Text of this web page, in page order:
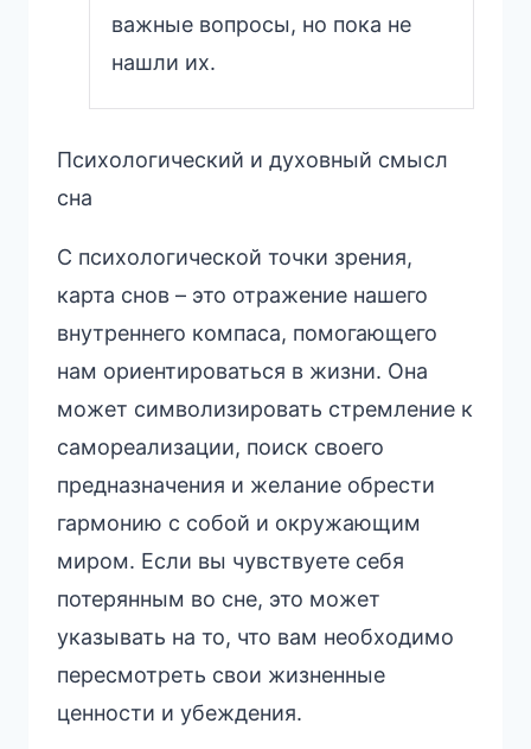
важные вопросы, но пока не
нашли их.
Психологический и духовный смысл
сна
С психологической точки зрения,
карта снов – это отражение нашего
внутреннего компаса, помогающего
нам ориентироваться в жизни. Она
может символизировать стремление к
самореализации, поиск своего
предназначения и желание обрести
гармонию с собой и окружающим
миром. Если вы чувствуете себя
потерянным во сне, это может
указывать на то, что вам необходимо
пересмотреть свои жизненные
ценности и убеждения.